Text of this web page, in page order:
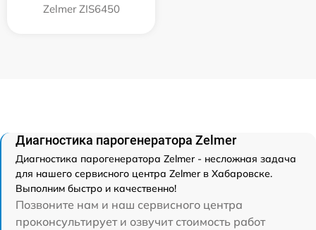
Zelmer ZIS6450
Диагностика парогенератора Zelmer
Диагностика парогенератора Zelmer - несложная задача
для нашего сервисного центра Zelmer в Хабаровске.
Выполним быстро и качественно!
Позвоните нам и наш сервисного центра
проконсультирует и озвучит стоимость работ